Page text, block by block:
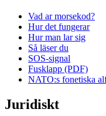
Vad ar morsekod?
Hur det fungerar
Hur man lar sig
Så läser du
SOS-signal
Fusklapp (PDF)
NATO:s fonetiska
Juridiskt